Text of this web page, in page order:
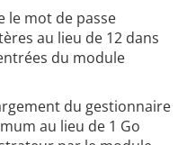
le mot de passe
au lieu de 12 dans
du module
du gestionnaire
au lieu de 1 Go